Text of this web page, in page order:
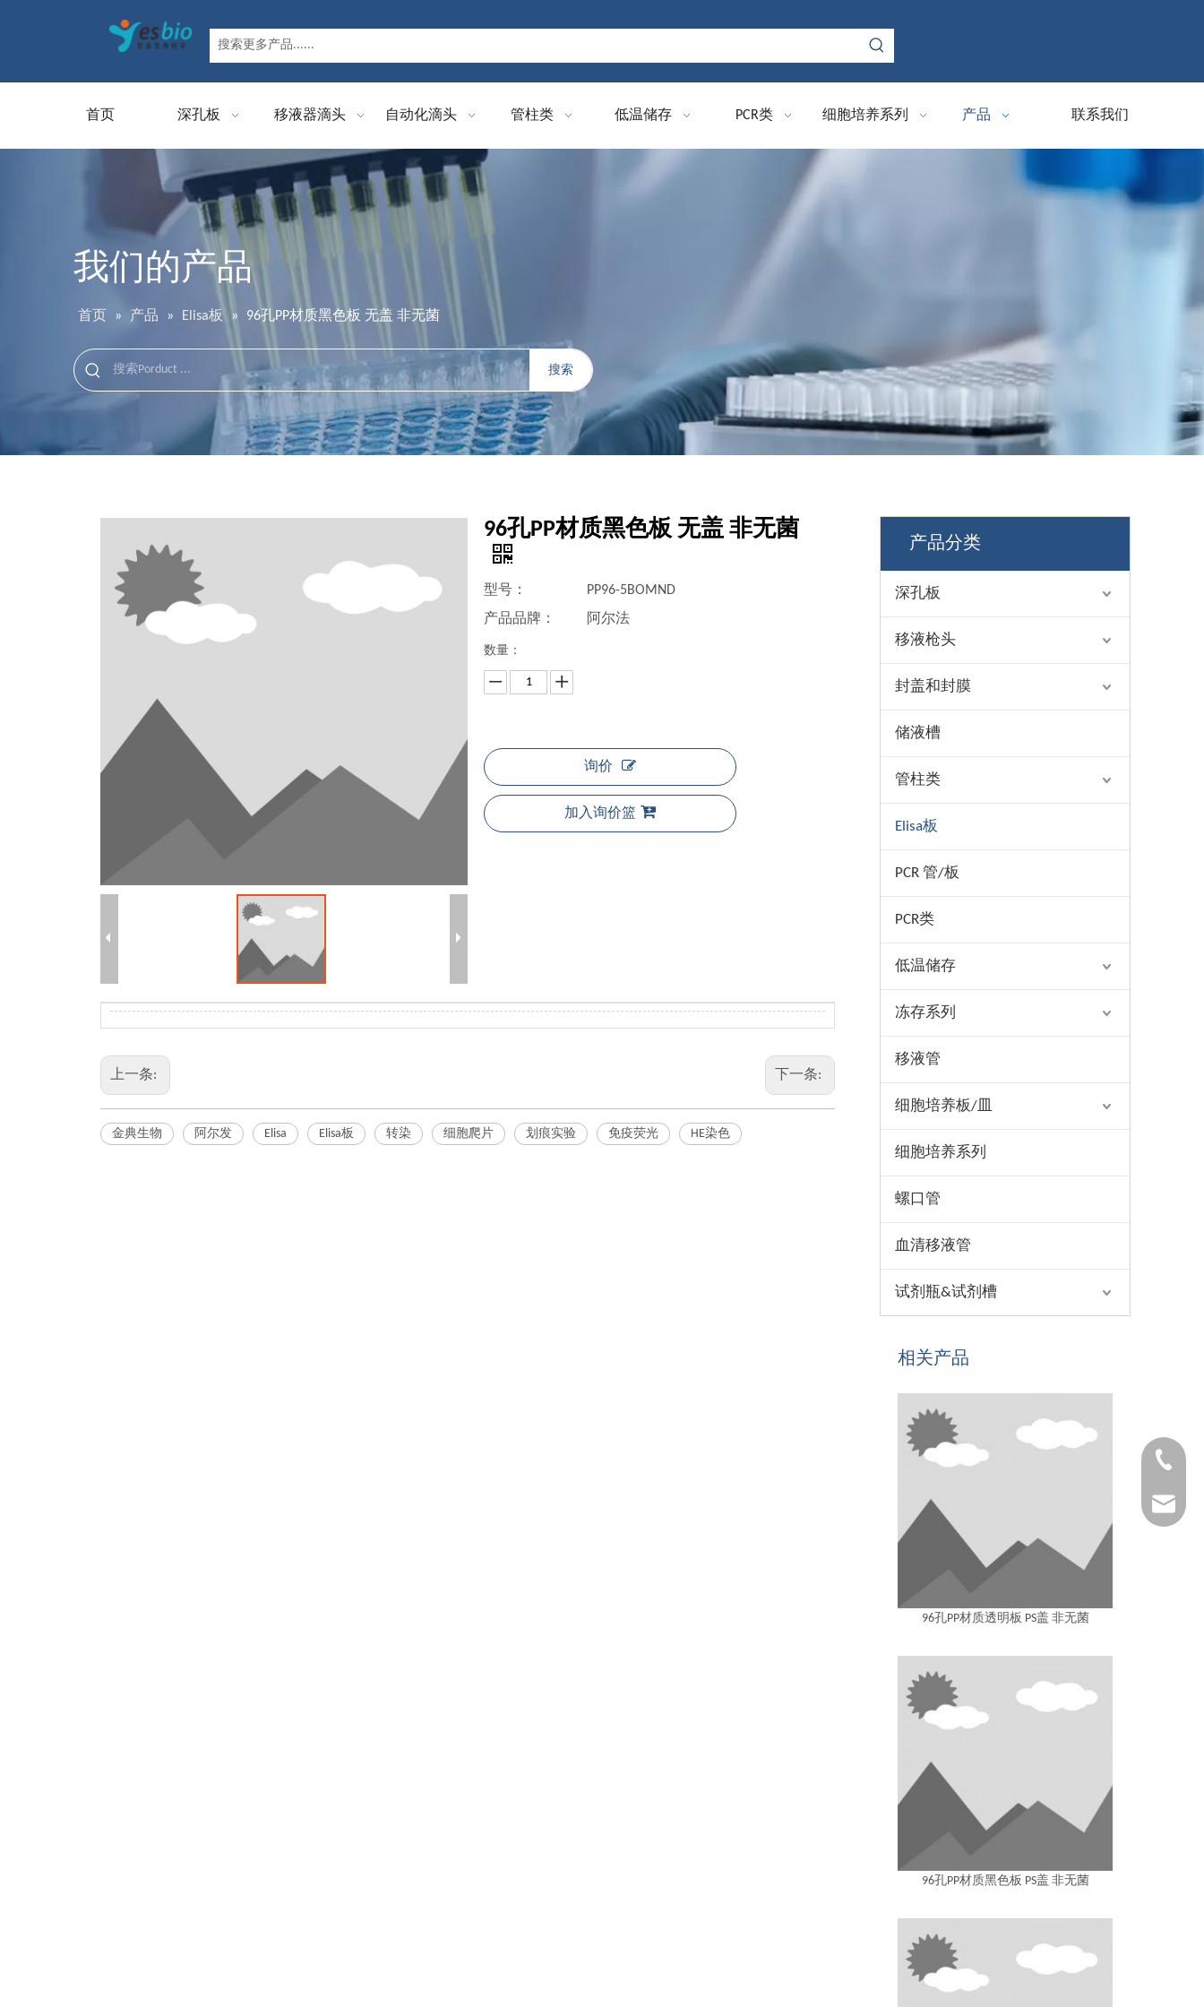
首页 深孔板 移液器滴头 自动化滴头 管柱类 低温储存 PCR类 细胞培养系列 产品 联系我们
我们的产品
首页 » 产品 » Elisa板 » 96孔PP材质黑色板 无盖 非无菌
搜索
96孔PP材质黑色板 无盖 非无菌
型号：
PP96-5BOMND
产品品牌：
阿尔法
数量：
询价
加入询价篮
上一条: 下一条:
金典生物 阿尔发 Elisa Elisa板 转染 细胞爬片 划痕实验 免疫荧光 HE染色
产品分类
深孔板
移液枪头
封盖和封膜
储液槽
管柱类
Elisa板
PCR 管/板
PCR类
低温储存
冻存系列
移液管
细胞培养板/皿
细胞培养系列
螺口管
血清移液管
试剂瓶&试剂槽
相关产品
96孔PP材质透明板 PS盖 非无菌
96孔PP材质黑色板 PS盖 非无菌